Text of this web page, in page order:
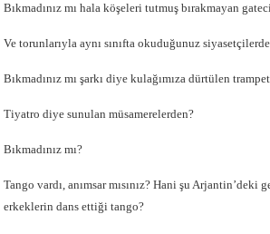
Bıkmadınız mı hala köşeleri tutmuş bırakmayan
Ve torunlarıyla aynı sınıfta okuduğunuz
Bıkmadınız mı şarkı diye kulağımıza dürtülen
Tiyatro diye sunulan müsamerelerden?
Bıkmadınız mı?
Tango vardı, anımsar mısınız? Hani şu Arjantin’deki
erkeklerin dans ettiği tango?